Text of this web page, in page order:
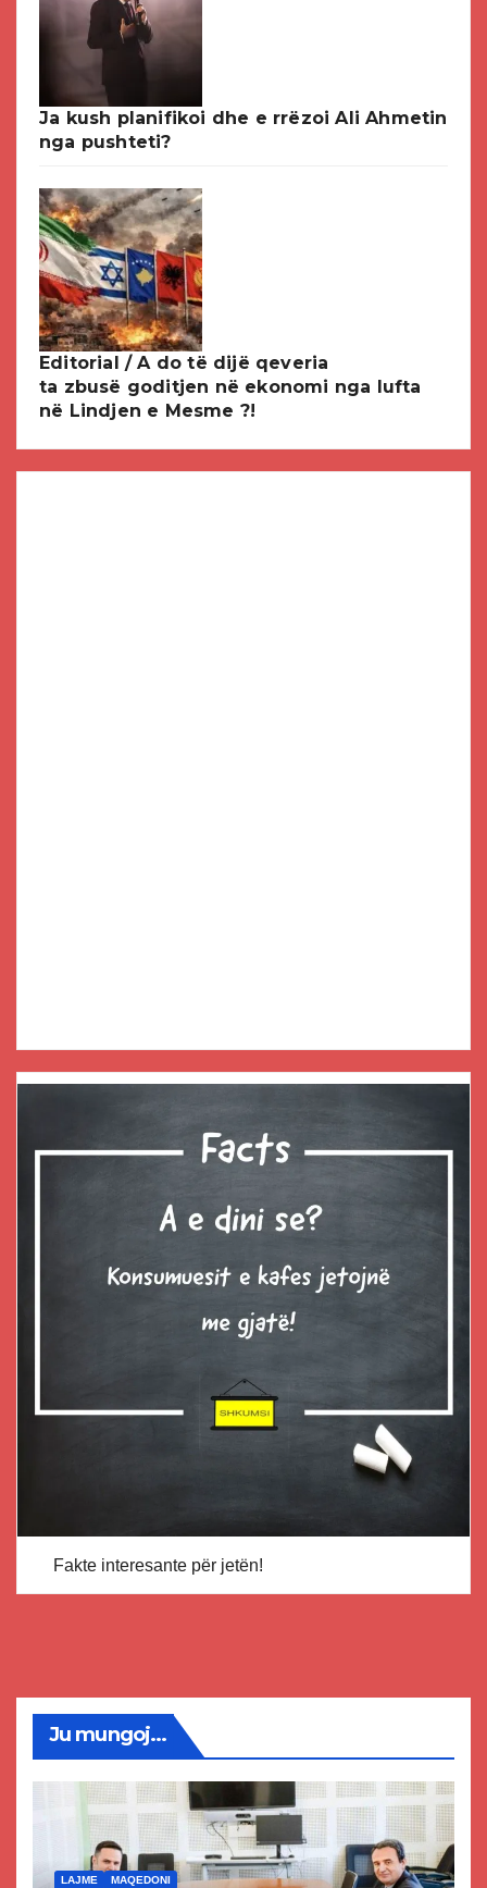
Ja kush planifikoi dhe e rrëzoi Ali Ahmetin
nga pushteti?
Editorial / A do të dijë qeveria
ta zbusë goditjen në ekonomi nga lufta
në Lindjen e Mesme ?!
Fakte interesante për jetën!
Ju mungoj...
LAJME MAQEDONI